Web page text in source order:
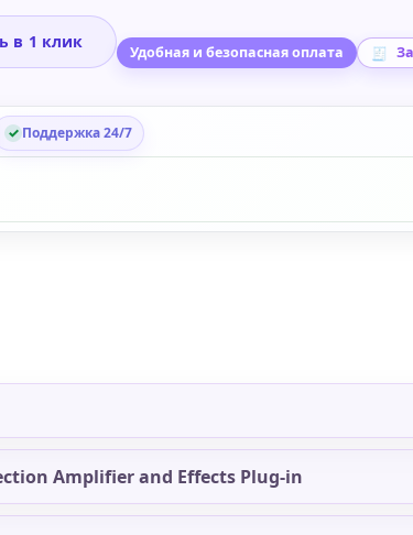
в 1 клик
Удобная и безопасная оплата
Поддержка 24/7
Amplifier and Effects Plug-in